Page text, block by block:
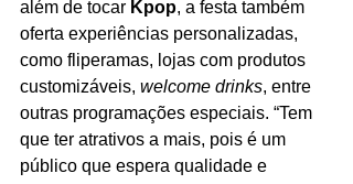
além de tocar Kpop, a festa também
oferta experiências personalizadas,
como fliperamas, lojas com produtos
customizáveis, welcome drinks, entre
outras programações especiais. “Tem
que ter atrativos a mais, pois é um
público que espera qualidade e